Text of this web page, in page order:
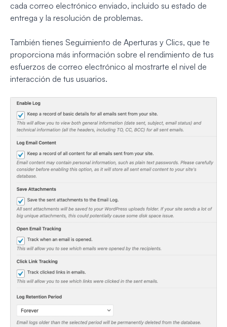
cada correo electrónico enviado, incluido su estado de
entrega y la resolución de problemas.
También tienes Seguimiento de Aperturas y Clics, que te
proporciona más información sobre el rendimiento de tus
esfuerzos de correo electrónico al mostrarte el nivel de
interacción de tus usuarios.